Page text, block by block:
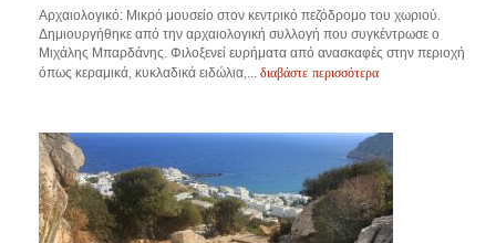
Αρχαιολογικό: Μικρό μουσείο στον κεντρικό πεζόδρομο του χωριού.
Δημιουργήθηκε από την αρχαιολογική συλλογή που συγκέντρωσε ο
Μιχάλης Μπαρδάνης. Φιλοξενεί ευρήματα από ανασκαφές στην περιοχή
όπως κεραμικά, κυκλαδικά ειδώλια,... διαβάστε περισσότερα